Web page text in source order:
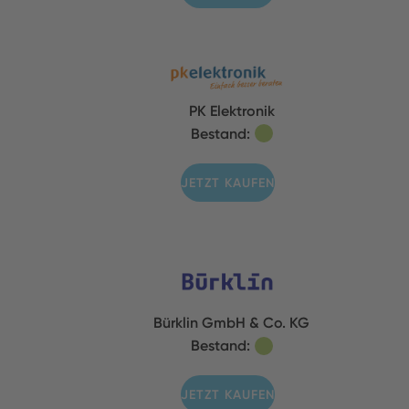
PK Elektronik
Bestand:
JETZT KAUFEN
Bürklin GmbH & Co. KG
Bestand:
JETZT KAUFEN